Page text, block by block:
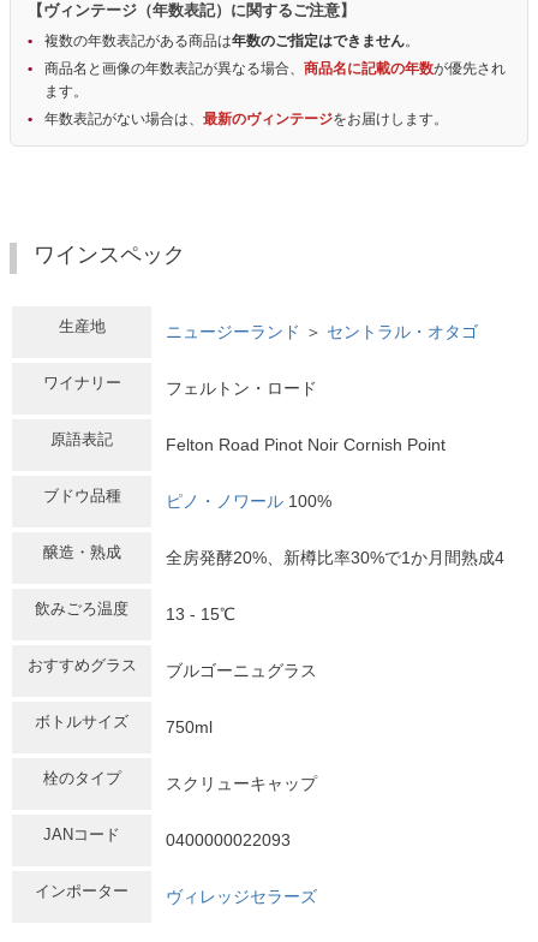
【ヴィンテージ（年数表記）に関するご注意】
複数の年数表記がある商品は年数のご指定はできません。
商品名と画像の年数表記が異なる場合、 商品名に記載の年数が優先され
ます。
年数表記がない場合は、 最新のヴィンテージをお届けします。
ワインスペック
生産地 ニュージーランド ＞ セントラル・オタゴ
ワイナリー フェルトン・ロード
原語表記 Felton Road Pinot Noir Cornish Point
ブドウ品種 ピノ・ノワール 100%
醸造・熟成 全房発酵20%、新樽比率30%で1か月間熟成4
飲みごろ温度 13 - 15℃
おすすめグラス ブルゴーニュグラス
ボトルサイズ 750ml
栓のタイプ スクリューキャップ
JANコード 0400000022093
インポーター ヴィレッジセラーズ